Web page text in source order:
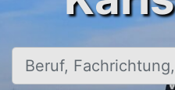
Beruf, Fachrichtung, Firma